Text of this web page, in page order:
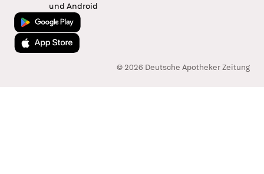
und Android
Jetzt bei Google Play
Laden im App Store
© 2026 Deutsche Apotheker Zeitung